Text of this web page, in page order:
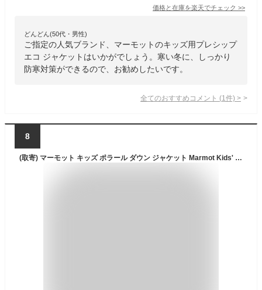
価格と在庫を楽天でチェック >>
どんどん(50代・男性)
ご指定の人気ブランド、マーモットのキッズ用プレシップ
エコ ジャケットはいかがでしょう。寒い冬に、しっかり
防寒対策ができるので、お勧めしたいです。
全てのおすすめコメント (1 件) >
8
(取寄) マーモット キッズ ポラール ダウン ジャケット Marmot Kids' Polar Down Jacket Port Royal